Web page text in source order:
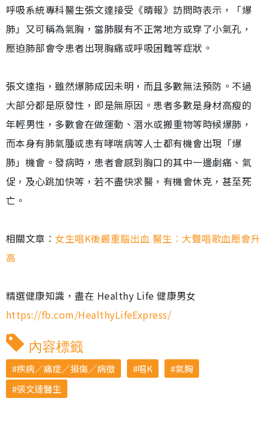
呼吸系統專科醫生張文達接受《晴報》訪問時表示，「爆
肺」又可稱為氣胸，當肺膜有不正常地方或穿了小氣孔，
壓迫肺部會令患者出現胸痛或呼吸困難等症狀。
張文達指，雖然爆肺成因未明，而且多數無法預防。不過
大部分都是原發性，即是無原因。患者多數是身材高瘦的
年輕男性，多數會在做運動、潛水或搬重物等時候爆肺，
而本身有肺氣腫或患有哮喘病等人士都有機會出現「爆
肺」機會。發病時，患者會感到胸口的其中一邊劇痛、氣
促，及心跳加快等，若不盡快求醫，有機會休克，甚至死
亡。
相關文章︰ 女生唱K後嚴重腦出血 醫生︰大聲唱歌血壓會升
高
精選健康知識，盡在 Healthy Life 健康男女
https://fb.com/HealthyLifeExpress/
內容標籤
疾病／痛症／損傷／病徵 唱K
氣胸
張文達醫生